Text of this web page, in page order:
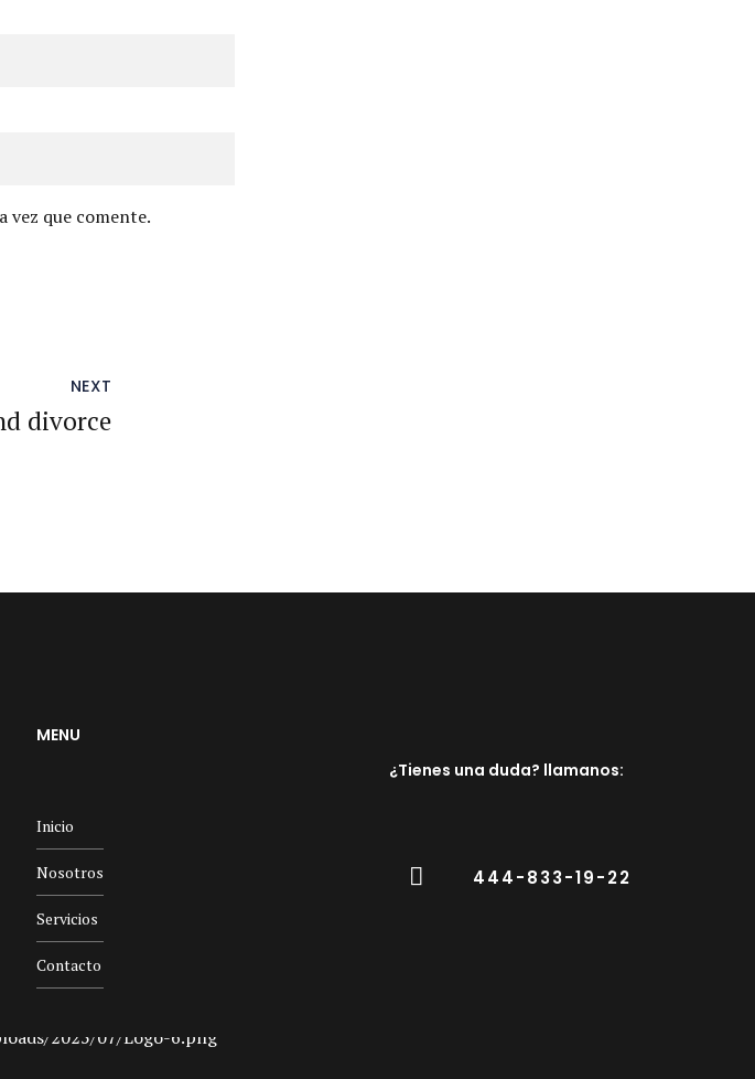
vez que comente.
NEXT
divorce
MENU
Inicio
Nosotros
Servicios
Contacto
¿Tienes una duda? llamanos:
444-833-19-22